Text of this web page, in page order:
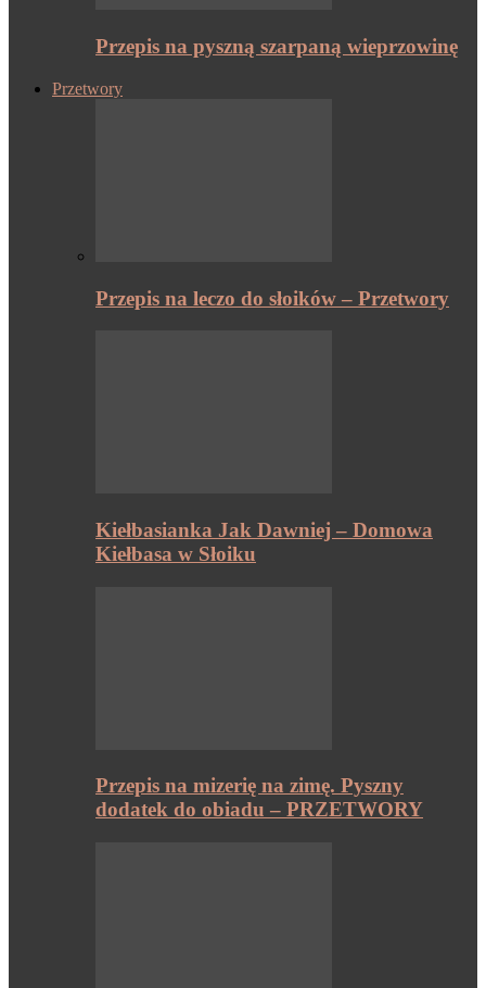
Przepis na pyszną szarpaną wieprzowinę
Przetwory
Przepis na leczo do słoików – Przetwory
Kiełbasianka Jak Dawniej – Domowa
Kiełbasa w Słoiku
Przepis na mizerię na zimę. Pyszny
dodatek do obiadu – PRZETWORY